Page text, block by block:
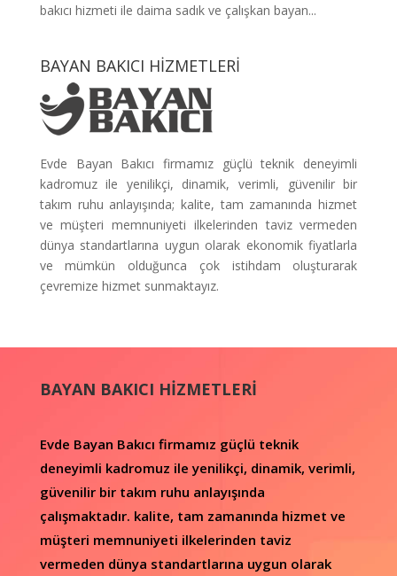
bakıcı hizmeti ile daima sadık ve çalışkan bayan...
BAYAN BAKICI HİZMETLERİ
Evde Bayan Bakıcı firmamız güçlü teknik deneyimli
kadromuz ile yenilikçi, dinamik, verimli, güvenilir bir
takım ruhu anlayışında; kalite, tam zamanında hizmet
ve müşteri memnuniyeti ilkelerinden taviz vermeden
dünya standartlarına uygun olarak ekonomik fiyatlarla
ve mümkün olduğunca çok istihdam oluşturarak
çevremize hizmet sunmaktayız.
BAYAN BAKICI HİZMETLERİ
Evde Bayan Bakıcı firmamız güçlü teknik
deneyimli kadromuz ile yenilikçi, dinamik, verimli,
güvenilir bir takım ruhu anlayışında
çalışmaktadır. kalite, tam zamanında hizmet ve
müşteri memnuniyeti ilkelerinden taviz
vermeden dünya standartlarına uygun olarak